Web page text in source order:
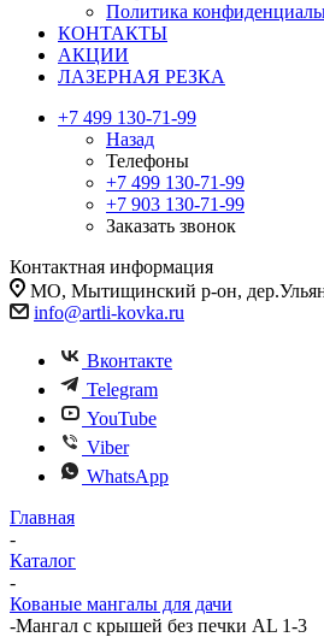
Политика
КОНТАКТЫ
АКЦИИ
ЛАЗЕРНАЯ РЕЗКА
+7 499 130-71-99
Назад
Телефоны
+7 499 130-71-99
+7 903 130-71-99
Заказать звонок
Контактная информация
МО, Мытищинский р-он,
info@artli-kovka.ru
Вконтакте
Telegram
YouTube
Viber
WhatsApp
Главная
-
Каталог
-
Кованые мангалы для дачи
-Мангал с крышей без печки AL 1-3